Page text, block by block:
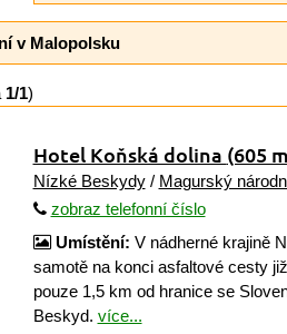
v Malopolsku
1/1)
Hotel Koňská dolina (605
Nízké Beskydy/ Magurský
zobraz telefonní číslo
Umístění: V nádherné krajině
samotě na konci asfaltové cesty
pouze 1,5 km od hranice se
Beskyd. více...